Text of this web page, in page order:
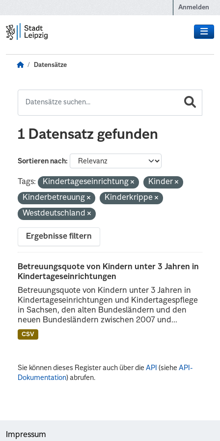
Anmelden
Datensätze
1 Datensatz gefunden
Sortieren nach
Tags: Kindertageseinrichtung
Kinder
Kinderbetreuung
Kinderkrippe
Westdeutschland
Ergebnisse filtern
Betreuungsquote von Kindern unter 3 Jahren in
Kindertageseinrichtungen
Betreuungsquote von Kindern unter 3 Jahren in
Kindertageseinrichtungen und Kindertagespflege
in Sachsen, den alten Bundesländern und den
neuen Bundesländern zwischen 2007 und...
CSV
Sie können dieses Register auch über dieAPI (sieheAPI-
Dokumentation) abrufen.
Impressum